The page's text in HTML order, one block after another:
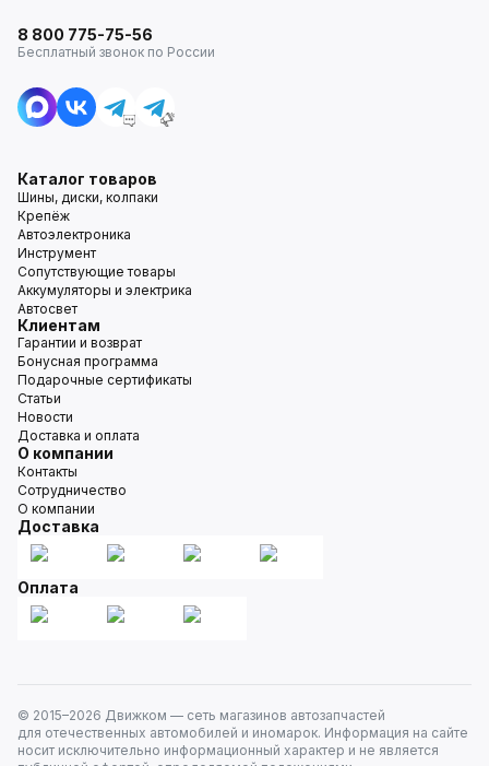
8 800 775-75-56
Бесплатный звонок по России
Каталог товаров
Шины, диски, колпаки
Крепёж
Автоэлектроника
Инструмент
Сопутствующие товары
Аккумуляторы и электрика
Автосвет
Клиентам
Гарантии и возврат
Бонусная программа
Подарочные сертификаты
Статьи
Новости
Доставка и оплата
О компании
Контакты
Сотрудничество
О компании
Доставка
Оплата
© 2015–2026 Движком — сеть магазинов автозапчастей
для отечественных автомобилей и иномарок. Информация на сайте
носит исключительно информационный характер и не является